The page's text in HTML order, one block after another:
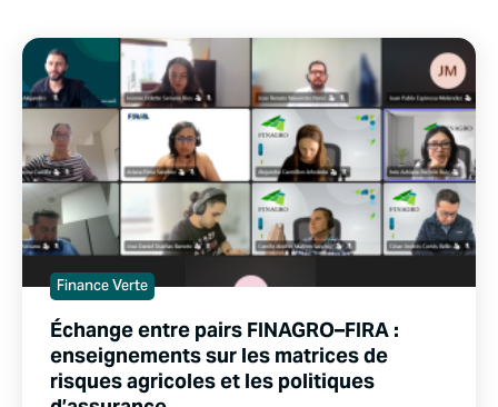
Finance Verte
Échange entre pairs FINAGRO–FIRA :
enseignements sur les matrices de
risques agricoles et les politiques